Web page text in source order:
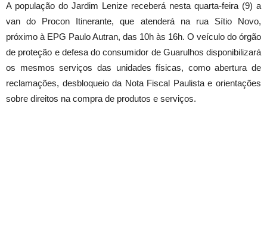
A população do Jardim Lenize receberá nesta quarta-feira (9) a
van do Procon Itinerante, que atenderá na rua Sítio Novo,
próximo à EPG Paulo Autran, das 10h às 16h. O veículo do órgão
de proteção e defesa do consumidor de Guarulhos disponibilizará
os mesmos serviços das unidades físicas, como abertura de
reclamações, desbloqueio da Nota Fiscal Paulista e orientações
sobre direitos na compra de produtos e serviços.